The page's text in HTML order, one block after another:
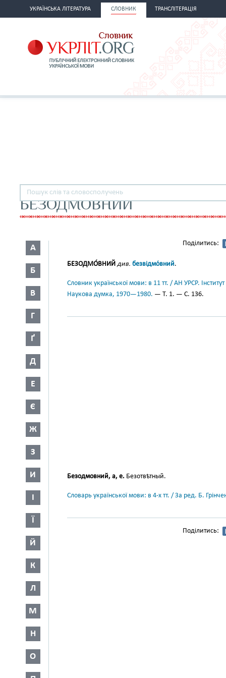
УКРАЇНСЬКА ЛІТЕРАТУРА СЛОВНИК ТРАНСЛІТЕРАЦІЯ
БЕЗОДМОВНИЙ
А
Б
В
Г
Ґ
Д
Е
Є
Ж
З
И
І
Ї
Й
К
Л
М
Н
О
Поділитись:
БЕЗОДМО́ВНИЙ див. безвідмо́вний.
Словник української мови: в 11 тт. / АН УРСР.
Наукова думка, 1970—1980. — Т. 1. — С. 136.
Безодмовний, а, е. Безотвѣтный.
Словарь української мови: в 4-х тт. / За ред. Б.
Поділитись: